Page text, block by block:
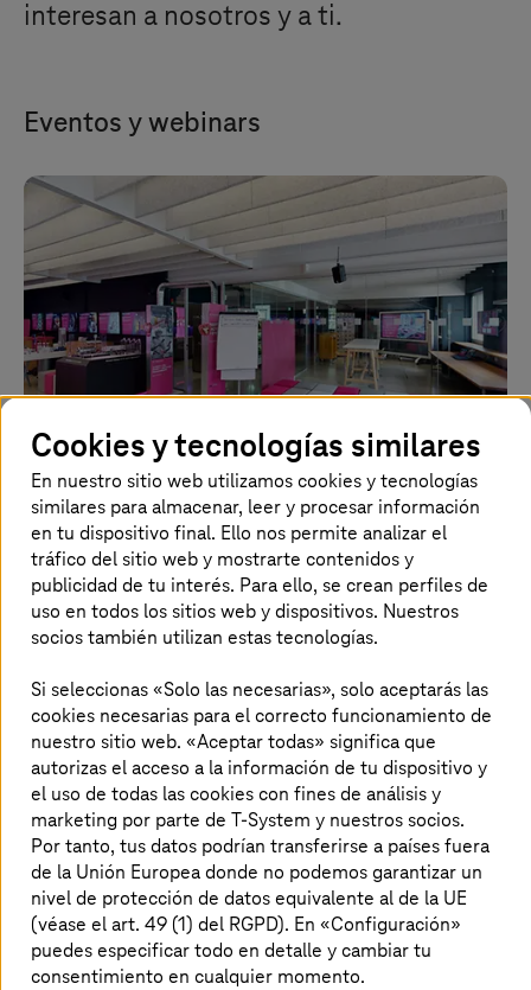
interesan a nosotros y a ti.
Eventos y webinars
Talleres de innovación digital
Te ofrecemos ideas inspiradoras en un taller de
innovación digital interactivo.
¡Visítanos!
Nuestras noticias sobre el tema
Cookies y tecnologías similares
En nuestro sitio web utilizamos cookies y tecnologías
similares para almacenar, leer y procesar información
en tu dispositivo final. Ello nos permite analizar el
tráfico del sitio web y mostrarte contenidos y
publicidad de tu interés. Para ello, se crean perfiles de
uso en todos los sitios web y dispositivos. Nuestros
socios también utilizan estas tecnologías.
Si seleccionas «Solo las necesarias», solo aceptarás las
cookies necesarias para el correcto funcionamiento de
nuestro sitio web. «Aceptar todas» significa que
autorizas el acceso a la información de tu dispositivo y
el uso de todas las cookies con fines de análisis y
marketing por parte de T-System y nuestros socios.
Por tanto, tus datos podrían transferirse a países fuera
de la Unión Europea donde no podemos garantizar un
nivel de protección de datos equivalente al de la UE
(véase el art. 49 (1) del RGPD). En «Configuración»
puedes especificar todo en detalle y cambiar tu
consentimiento en cualquier momento.